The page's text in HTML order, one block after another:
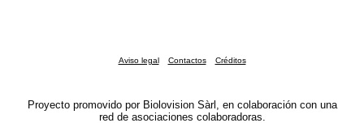
Aviso legal Contactos Créditos
Proyecto promovido por Biolovision Sàrl, en colaboración con una
red de asociaciones colaboradoras.